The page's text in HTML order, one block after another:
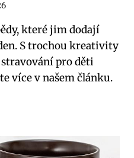
které jim dodají
S trochou kreativity
pro děti
více v našem článku.